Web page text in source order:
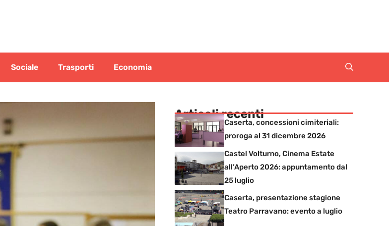
Sociale Trasporti Economia
Articoli recenti
Caserta, concessioni cimiteriali:
proroga al 31 dicembre 2026
Castel Volturno, Cinema Estate
all’Aperto 2026: appuntamento dal
25 luglio
Caserta, presentazione stagione
Teatro Parravano: evento a luglio